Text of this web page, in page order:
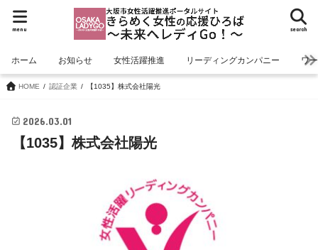
search
menu
ホーム お知らせ 女性活躍推進 リーディングカンパニー ワ
HOME 認証企業 【1035】株式会社陽光
2026.03.01
【1035】株式会社陽光